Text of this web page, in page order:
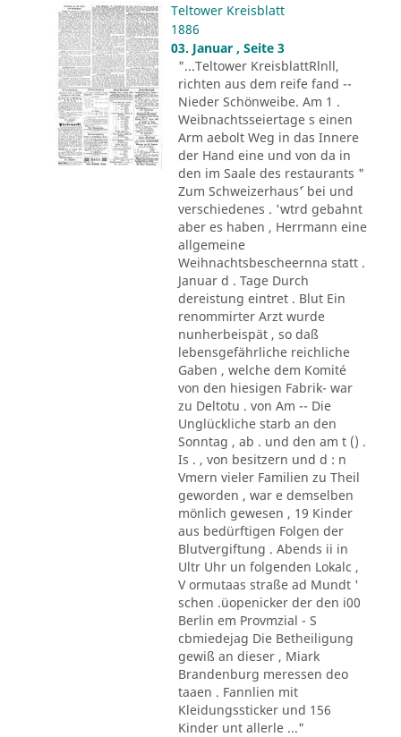
Teltower Kreisblatt
1886
03. Januar , Seite 3
"...Teltower KreisblattRlnll,
richten aus dem reife fand --
Nieder Schönweibe. Am 1 .
Weibnachtsseiertage s einen
Arm aebolt Weg in das Innere
der Hand eine und von da in
den im Saale des restaurants "
Zum Schweizerhaus´' bei und
verschiedenes . 'wtrd gebahnt
aber es haben , Herrmann eine
allgemeine
Weihnachtsbescheernna statt .
Januar d . Tage Durch
dereistung eintret . Blut Ein
renommirter Arzt wurde
nunherbeispät , so daß
lebensgefährliche reichliche
Gaben , welche dem Komité
von den hiesigen Fabrik- war
zu Deltotu . von Am -- Die
Unglückliche starb an den
Sonntag , ab . und den am t () .
Is . , von besitzern und d : n
Vmern vieler Familien zu Theil
geworden , war e demselben
mönlich gewesen , 19 Kinder
aus bedürftigen Folgen der
Blutvergiftung . Abends ii in
Ultr Uhr un folgenden Lokalc ,
V ormutaas straße ad Mundt '
schen .üopenicker der den i00
Berlin em Provmzial - S
cbmiedejag Die Betheiligung
gewiß an dieser , Miark
Brandenburg meressen deo
taaen . Fannlien mit
Kleidungssticker und 156
Kinder unt allerle ..."